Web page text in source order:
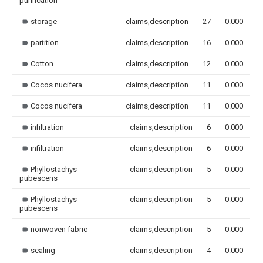
storage claims,description 27 0.000
partition claims,description 16 0.000
Cotton claims,description 12 0.000
Cocos nucifera claims,description 11 0.000
Cocos nucifera claims,description 11 0.000
infiltration claims,description 6 0.000
infiltration claims,description 6 0.000
Phyllostachys
pubescens
claims,description 5 0.000
Phyllostachys
pubescens
claims,description 5 0.000
nonwoven fabric claims,description 5 0.000
sealing claims,description 4 0.000